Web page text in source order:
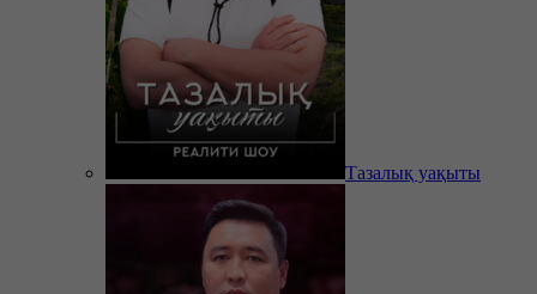
Тазалық уақыты